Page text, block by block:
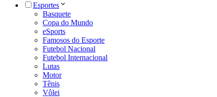
Esportes
Basquete
Copa do Mundo
eSports
Famosos do Esporte
Futebol Nacional
Futebol Internacional
Lutas
Motor
Tênis
Vôlei